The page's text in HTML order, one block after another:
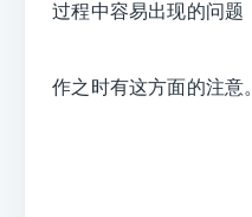
过程中容易出现的问题
作之时有这方面的注意。